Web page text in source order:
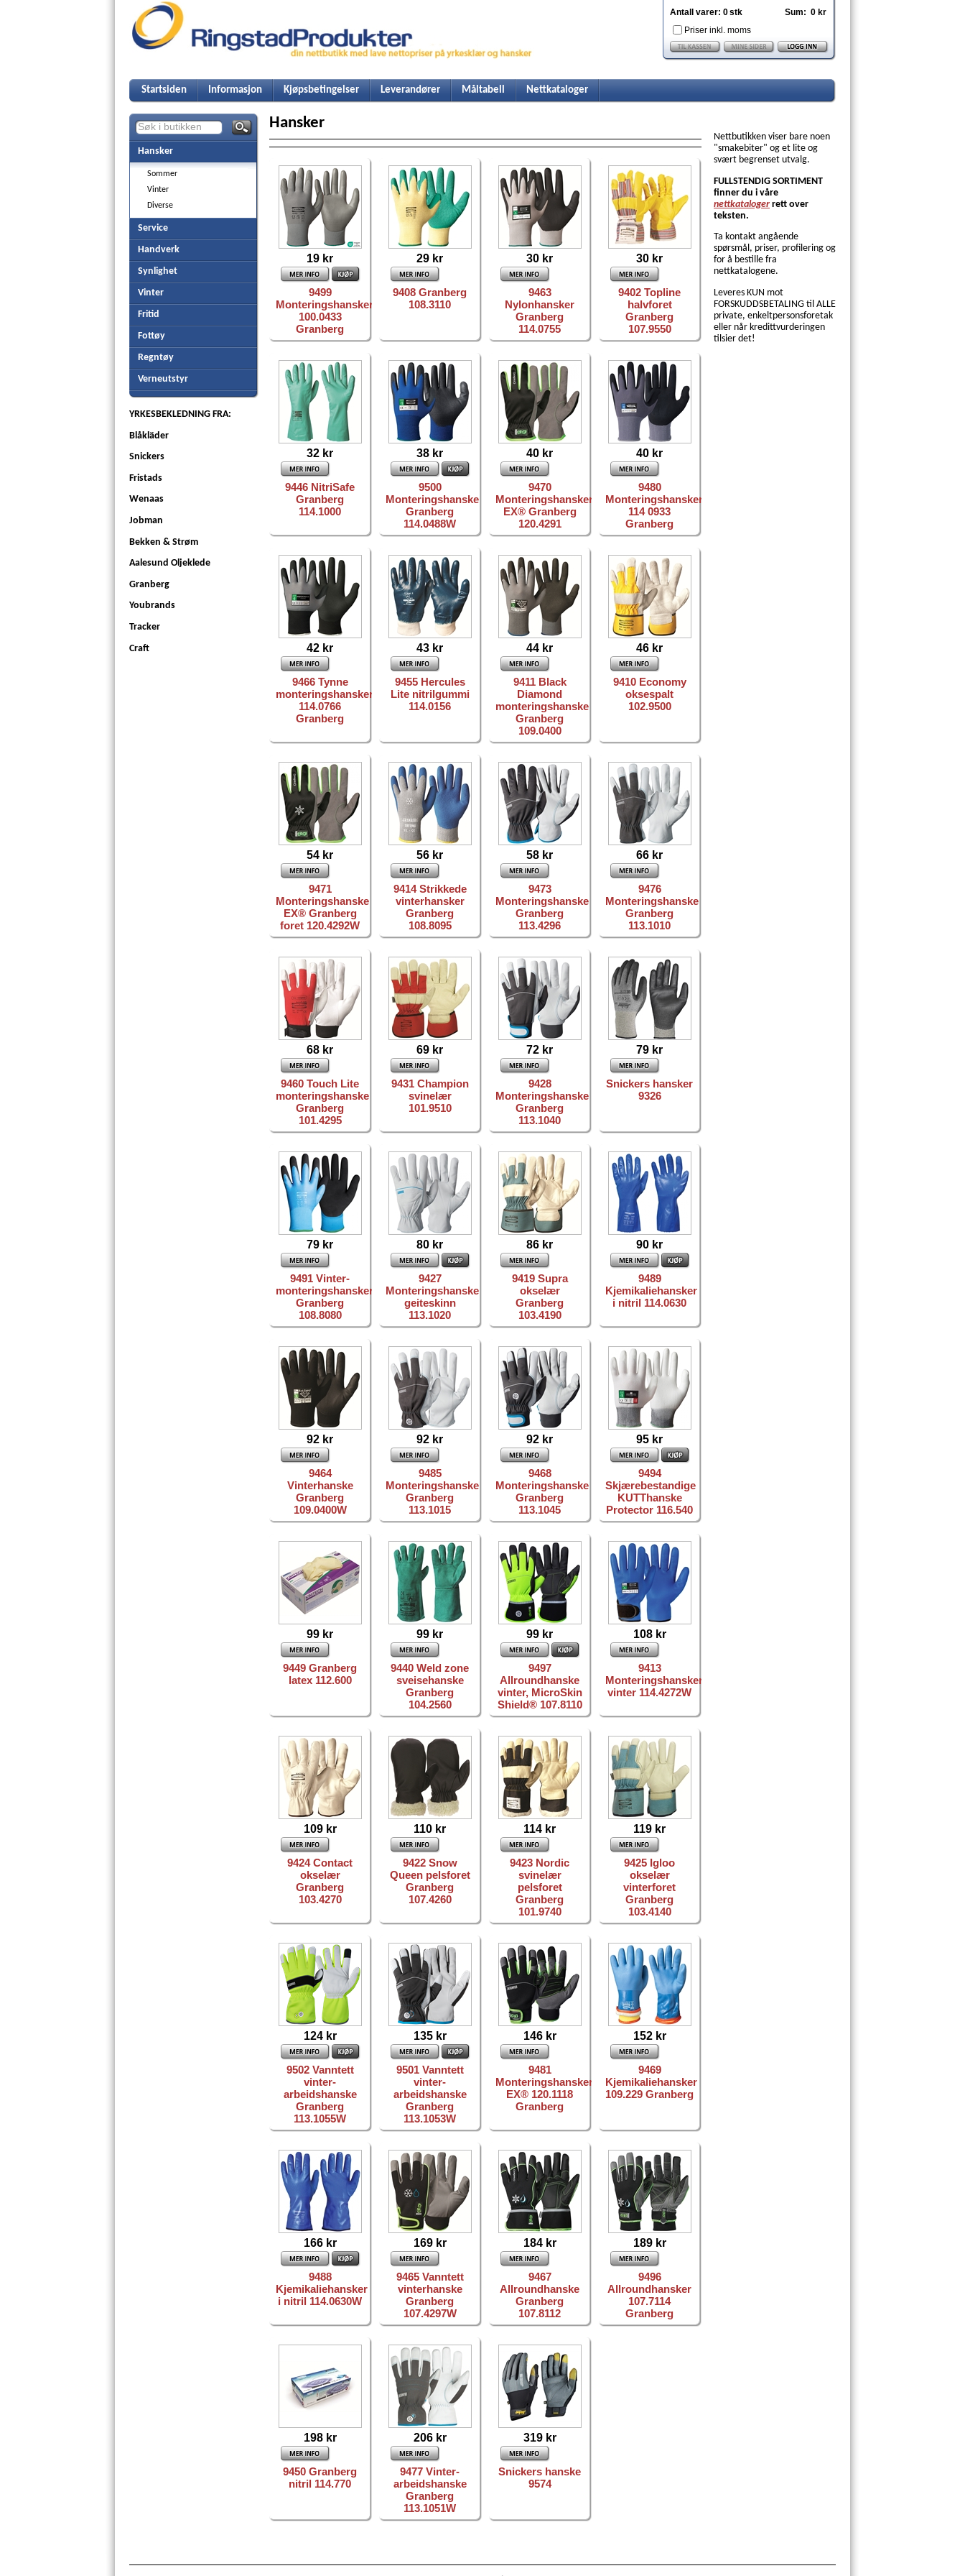
Antall varer: 0stk Sum: 0 kr
Priser inkl. moms
Startsiden Informasjon Kjøpsbetingelser Leverandører Måltabell Nettkataloger
Hansker
Sommer
Vinter
Diverse
Service
Handverk
Synlighet
Vinter
Fritid
Fottøy
Regntøy
Verneutstyr
YRKESBEKLEDNING FRA:
Blåkläder
Snickers
Fristads
Wenaas
Jobman
Bekken & Strøm
Aalesund Oljeklede
Granberg
Youbrands
Tracker
Craft
Hansker
19 kr
9499
Monteringshansker
100.0433
Granberg
29 kr
9408 Granberg
108.3110
30 kr
9463
Nylonhansker
Granberg
114.0755
30 kr
9402 Topline
halvforet
Granberg
107.9550
32 kr
9446 NitriSafe
Granberg
114.1000
38 kr
9500
Monteringshanske
Granberg
114.0488W
40 kr
9470
Monteringshansker
EX® Granberg
120.4291
40 kr
9480
Monteringshansker
114 0933
Granberg
42 kr
9466 Tynne
monteringshansker
114.0766
Granberg
43 kr
9455 Hercules
Lite nitrilgummi
114.0156
44 kr
9411 Black
Diamond
monteringshanske
Granberg
109.0400
46 kr
9410 Economy
oksespalt
102.9500
54 kr
9471
Monteringshanske
EX® Granberg
foret 120.4292W
56 kr
9414 Strikkede
vinterhansker
Granberg
108.8095
58 kr
9473
Monteringshanske
Granberg
113.4296
66 kr
9476
Monteringshanske
Granberg
113.1010
68 kr
9460 Touch Lite
monteringshanske
Granberg
101.4295
69 kr
9431 Champion
svinelær
101.9510
72 kr
9428
Monteringshanske
Granberg
113.1040
79 kr
Snickers hansker
9326
79 kr
9491 Vinter-
monteringshansker
Granberg
108.8080
80 kr
9427
Monteringshanske
geiteskinn
113.1020
86 kr
9419 Supra
okselær
Granberg
103.4190
90 kr
9489
Kjemikaliehansker
i nitril 114.0630
92 kr
9464
Vinterhanske
Granberg
109.0400W
92 kr
9485
Monteringshanske
Granberg
113.1015
92 kr
9468
Monteringshanske
Granberg
113.1045
95 kr
9494
Skjærebestandige
KUTThanske
Protector 116.540
99 kr
9449 Granberg
latex 112.600
99 kr
9440 Weld zone
sveisehanske
Granberg
104.2560
99 kr
9497
Allroundhanske
vinter, MicroSkin
Shield® 107.8110
108 kr
9413
Monteringshansker
vinter 114.4272W
109 kr
9424 Contact
okselær
Granberg
103.4270
110 kr
9422 Snow
Queen pelsforet
Granberg
107.4260
114 kr
9423 Nordic
svinelær
pelsforet
Granberg
101.9740
119 kr
9425 Igloo
okselær
vinterforet
Granberg
103.4140
124 kr
9502 Vanntett
vinter-
arbeidshanske
Granberg
113.1055W
135 kr
9501 Vanntett
vinter-
arbeidshanske
Granberg
113.1053W
146 kr
9481
Monteringshansker
EX® 120.1118
Granberg
152 kr
9469
Kjemikaliehansker
109.229 Granberg
166 kr
9488
Kjemikaliehansker
i nitril 114.0630W
169 kr
9465 Vanntett
vinterhanske
Granberg
107.4297W
184 kr
9467
Allroundhanske
Granberg
107.8112
189 kr
9496
Allroundhansker
107.7114
Granberg
198 kr
9450 Granberg
nitril 114.770
206 kr
9477 Vinter-
arbeidshanske
Granberg
113.1051W
319 kr
Snickers hanske
9574
Nettbutikken viser bare noen
"smakebiter" og et lite og
svært begrenset utvalg.
FULLSTENDIG SORTIMENT
finner du i våre
nettkataloger rett over
teksten.
Ta kontakt angående
spørsmål, priser, profilering og
for å bestille fra
nettkatalogene.
Leveres KUN mot
FORSKUDDSBETALING til ALLE
private, enkeltpersonsforetak
eller når kredittvurderingen
tilsier det!